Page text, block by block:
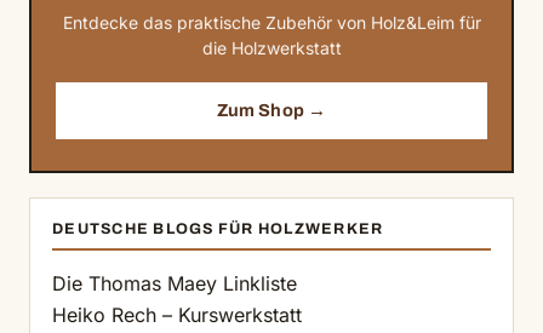
Entdecke das praktische Zubehör von Holz&Leim für
die Holzwerkstatt
Zum Shop →
DEUTSCHE BLOGS FÜR HOLZWERKER
Die Thomas Maey Linkliste
Heiko Rech – Kurswerkstatt